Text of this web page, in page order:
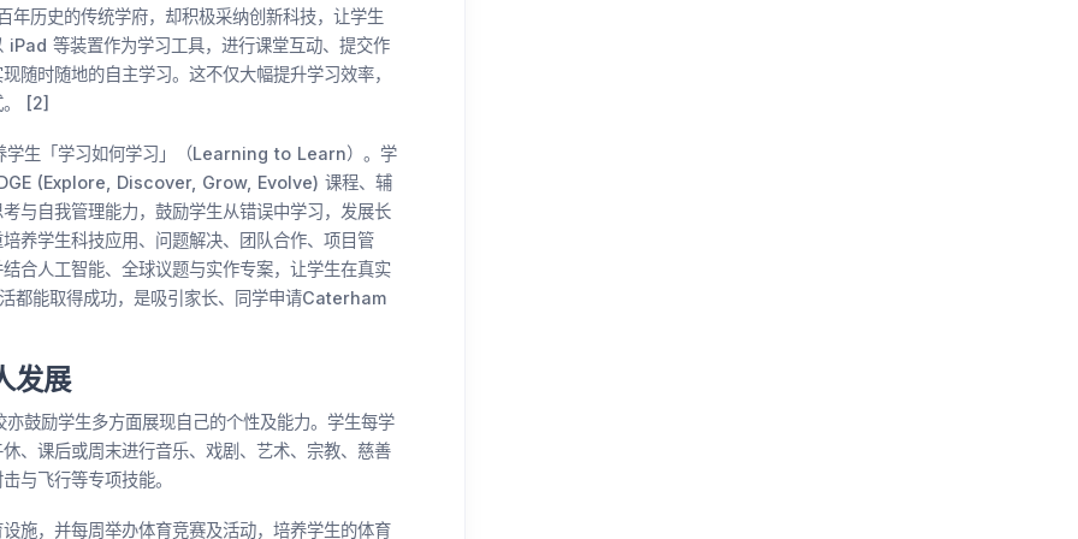
历史的传统学府，却积极采纳创新科技，让学生
等装置作为学习工具，进行课堂互动、提交作
随时随地的自主学习。这不仅大幅提升学习效率，
。 [2]
生「学习如何学习」（Learning to Learn）。学
(Explore, Discover, Grow, Evolve) 课程、辅
与自我管理能力，鼓励学生从错误中学习，发展长
养学生科技应用、问题解决、团队合作、项目管
合人工智能、全球议题与实作专案，让学生在真实
都能取得成功，是吸引家长、同学申请Caterham
发展
鼓励学生多方面展现自己的个性及能力。学生每学
、课后或周末进行音乐、戏剧、艺术、宗教、慈善
与飞行等专项​​技能。
施，并每周举办体育竞赛及活动，培养学生的体育